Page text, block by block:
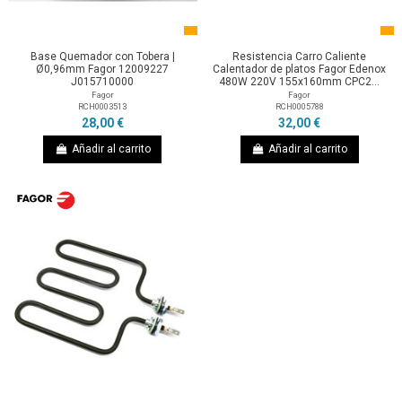
Base Quemador con Tobera |
Ø0,96mm Fagor 12009227
J015710000
Fagor
RCH0003513
28,00 €
Añadir al carrito
Resistencia Carro Caliente
Calentador de platos Fagor Edenox
480W 220V 155x160mm CPC2...
Fagor
RCH0005788
32,00 €
Añadir al carrito